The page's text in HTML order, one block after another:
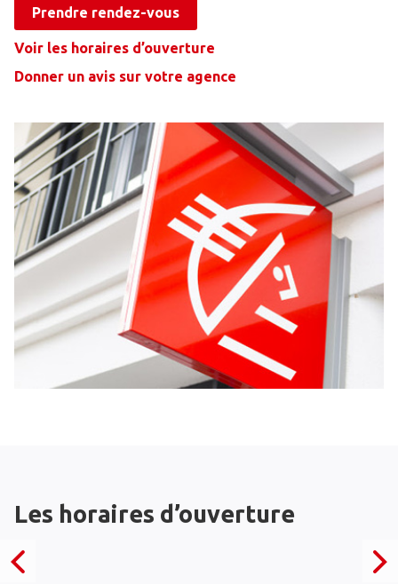
Prendre rendez-vous
Voir les horaires d’ouverture
Donner un avis sur votre agence
Les horaires d’ouverture